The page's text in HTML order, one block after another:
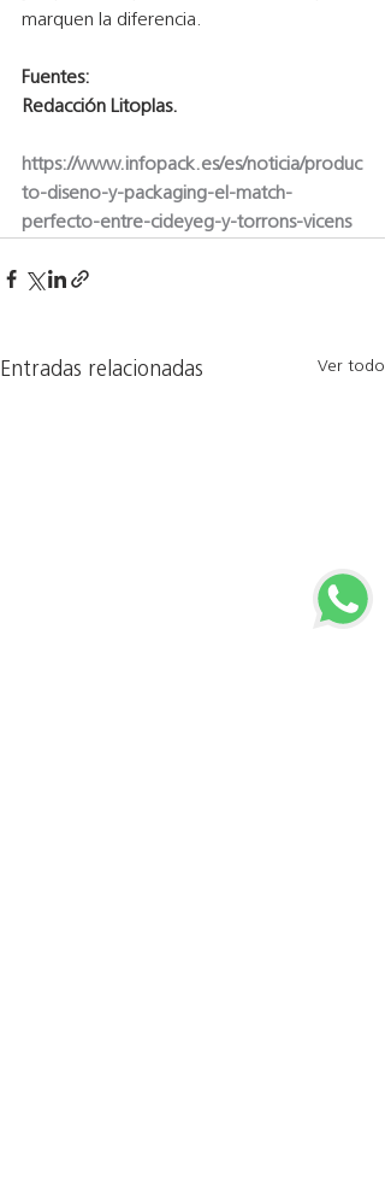
marquen la diferencia.
Fuentes:
Redacción Litoplas.
https://www.infopack.es/es/noticia/produc
to-diseno-y-packaging-el-match-
perfecto-entre-cideyeg-y-torrons-vicens
Entradas relacionadas Ver todo